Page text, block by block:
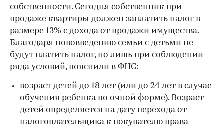
собственности. Сегодня собственник при
продаже квартиры должен заплатить налог в
размере 13% с дохода от продажи имущества.
Благодаря нововведению семьи с детьми не
будут платить налог, но лишь при соблюдении
ряда условий, пояснили в ФНС:
возраст детей до 18 лет (или до 24 лет в случае
обучения ребенка по очной форме). Возраст
детей определяется на дату перехода от
налогоплательщика к покупателю права